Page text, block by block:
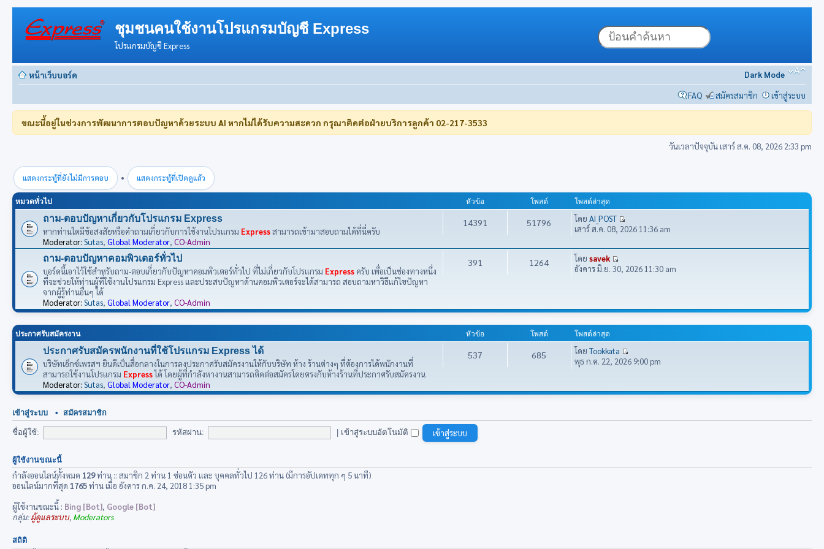
ชุมชนคนใช้งานโปรแกรมบัญชี Express
โปรแกรมบัญชี Express
หน้าเว็บบอร์ด
Dark Mode
FAQ
สมัครสมาชิก เข้าสู่ระบบ
ขณะนี้อยู่ในช่วงการพัฒนาการตอบปัญหาด้วยระบบ AI หากไม่ได้รับความสะดวก กรุณาติดต่อฝ่ายบริการลูกค้า 02-217-3533
วันเวลาปัจจุบัน เสาร์ ส.ค. 08, 2026 2:33 pm
แสดงกระทู้ที่ยังไม่มีการตอบ • แสดงกระทู้ที่เปิดดูแล้ว
หมวดทั่วไป หัวข้อ โพสต์ โพสต์ล่าสุด
ถาม-ตอบปัญหาเกี่ยวกับโปรแกรม Express
หากท่านใดมีข้อสงสัยหรือคำถามเกี่ยวกับการใช้งานโปรแกรม Expressสามารถเข้ามาสอบถามได้ที่นี่ครับ
Moderator: Sutas, Global Moderator, CO-Admin
14391 51796 โดยAI_POST
เสาร์ ส.ค. 08, 2026 11:36 am
ถาม-ตอบปัญหาคอมพิวเตอร์ทั่วไป
บอร์ดนี้เอาไว้ใช้สำหรับถาม-ตอบเกี่ยวกับปัญหาคอมพิวเตอร์ทั่วไป ที่ไม่เกี่ยวกับโปรแกรม Express ครับ เพื่อเป็นช่องทางหนึ่ง
ที่จะช่วยให้ท่านผู้ที่ใช้งานโปรแกรม Express และประสบปัญหาด้านคอมพิวเตอร์จะได้สามารถ สอบถามหาวิธีแก้ไขปัญหา
จากผู้รู้ท่านอื่นๆ ได้
Moderator: Sutas, Global Moderator, CO-Admin
391 1264 โดยsavek
อังคาร มิ.ย. 30, 2026 11:30 am
ประกาศรับสมัครงาน หัวข้อ โพสต์ โพสต์ล่าสุด
ประกาศรับสมัครพนักงานที่ใช้โปรแกรม Express ได้
บริษัทเอ็กซ์เพรสฯ ยินดีเป็นสื่อกลางในการลงประกาศรับสมัครงานให้กับบริษัท ห้าง ร้านต่างๆ ที่ต้องการได้พนักงานที่
สามารถใช้งานโปรแกรม Expressได้ โดยผู้ที่กำลังหางานสามารถติดต่อสมัครโดยตรงกับห้างร้านที่ประกาศรับสมัครงาน
Moderator: Sutas, Global Moderator, CO-Admin
537 685 โดยTookkata
พุธ ก.ค. 22, 2026 9:00 pm
เข้าสู่ระบบ • สมัครสมาชิก
ชื่อผู้ใช้: รหัสผ่าน: | เข้าสู่ระบบอัตโนมัติ
ผู้ใช้งานขณะนี้
กำลังออนไลน์ทั้งหมด 129ท่าน :: สมาชิก 2 ท่าน 1 ซ่อนตัว และ บุคคลทั่วไป 126 ท่าน (มีการอัปเดททุก ๆ 5 นาที)
ออนไลน์มากที่สุด 1765ท่าน เมื่อ อังคาร ก.ค. 24, 2018 1:35 pm
ผู้ใช้งานขณะนี้ : Bing [Bot], Google [Bot]
กลุ่ม:ผู้ดูแลระบบ, Moderators
สถิติ